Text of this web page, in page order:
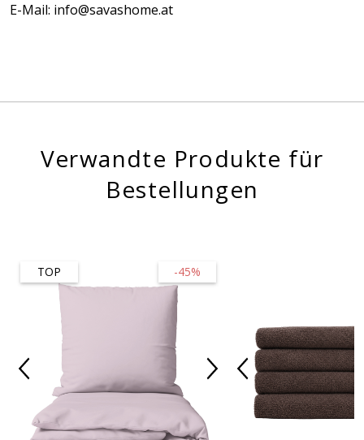
E-Mail: info@savashome.at
Verwandte Produkte für
Bestellungen
-45%
TOP